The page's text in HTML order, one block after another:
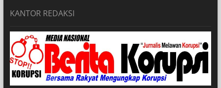
KANTOR REDAKSI